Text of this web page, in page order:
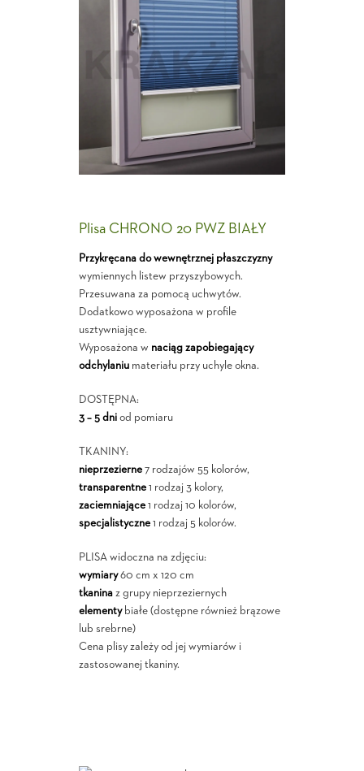
Plisa CHRONO 20 PWZ BIAŁY
Przykręcana do wewnętrznej płaszczyzny
wymiennych listew przyszybowych.
Przesuwana za pomocą uchwytów.
Dodatkowo wyposażona w profile
usztywniające.
Wyposażona w naciąg zapobiegający
odchylaniumateriału przy uchyle okna.
DOSTĘPNA:
3 – 5 dniod pomiaru
TKANINY:
nieprzezierne7 rodzajów 55 kolorów,
transparentne1 rodzaj 3 kolory,
zaciemniające1 rodzaj 10 kolorów,
specjalistyczne1 rodzaj 5 kolorów.
PLISA widoczna na zdjęciu:
wymiary60 cm x 120 cm
tkaninaz grupy nieprzeziernych
elementybiałe (dostępne również brązowe
lub srebrne)
Cena plisy zależy od jej wymiarów i
zastosowanej tkaniny.